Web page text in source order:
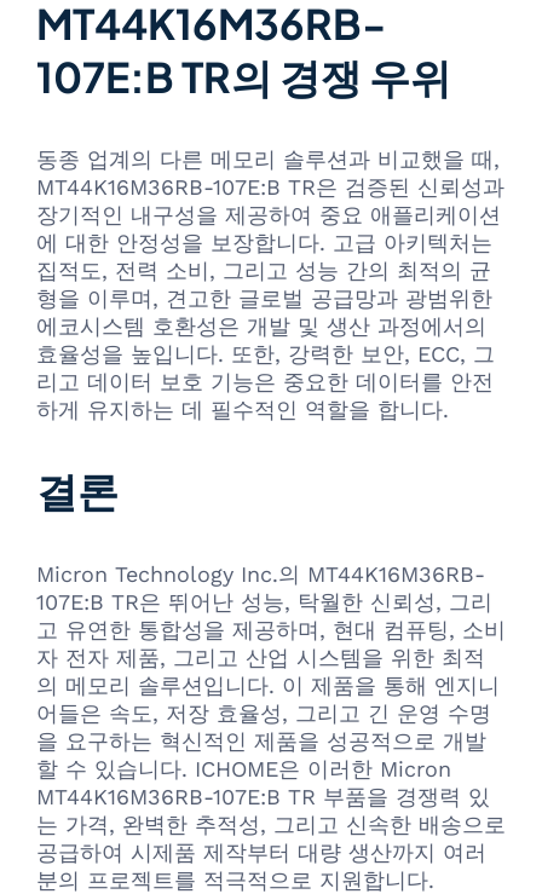
MT44K16M36RB-
107E:B TR의 경쟁 우위
동종 업계의 다른 메모리 솔루션과 비교했을 때,
MT44K16M36RB-107E:B TR은 검증된 신뢰성과
장기적인 내구성을 제공하여 중요 애플리케이션
에 대한 안정성을 보장합니다. 고급 아키텍처는
집적도, 전력 소비, 그리고 성능 간의 최적의 균
형을 이루며, 견고한 글로벌 공급망과 광범위한
에코시스템 호환성은 개발 및 생산 과정에서의
효율성을 높입니다. 또한, 강력한 보안, ECC, 그
리고 데이터 보호 기능은 중요한 데이터를 안전
하게 유지하는 데 필수적인 역할을 합니다.
결론
Micron Technology Inc.의 MT44K16M36RB-
107E:B TR은 뛰어난 성능, 탁월한 신뢰성, 그리
고 유연한 통합성을 제공하며, 현대 컴퓨팅, 소비
자 전자 제품, 그리고 산업 시스템을 위한 최적
의 메모리 솔루션입니다. 이 제품을 통해 엔지니
어들은 속도, 저장 효율성, 그리고 긴 운영 수명
을 요구하는 혁신적인 제품을 성공적으로 개발
할 수 있습니다. ICHOME은 이러한 Micron
MT44K16M36RB-107E:B TR 부품을 경쟁력 있
는 가격, 완벽한 추적성, 그리고 신속한 배송으로
공급하여 시제품 제작부터 대량 생산까지 여러
분의 프로젝트를 적극적으로 지원합니다.